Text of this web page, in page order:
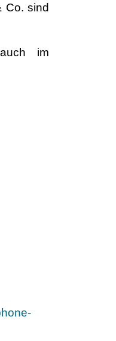
Co. sind
im